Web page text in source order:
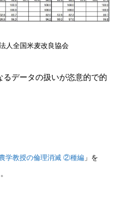
人全国米麦改良協会
データの扱いが恣意的で的
学教授の倫理消滅 ②種編 」を